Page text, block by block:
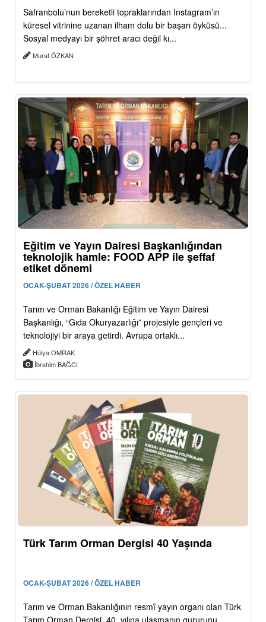
Safranbolu’nun bereketli topraklarından Instagram’ın
küresel vitrinine uzanan ilham dolu bir başarı öyküsü...
Sosyal medyayı bir şöhret aracı değil kı...
Murat ÖZKAN
Eğitim ve Yayın Dairesi Başkanlığından
teknolojik hamle: FOOD APP ile şeffaf
etiket dönemi
OCAK-ŞUBAT 2026 / ÖZEL HABER
Tarım ve Orman Bakanlığı Eğitim ve Yayın Dairesi
Başkanlığı, “Gıda Okuryazarlığı” projesiyle gençleri ve
teknolojiyi bir araya getirdi. Avrupa ortaklı...
Hülya OMRAK
İbrahim BAĞCI
Türk Tarım Orman Dergisi 40 Yaşında
OCAK-ŞUBAT 2026 / ÖZEL HABER
Tarım ve Orman Bakanlığının resmî yayın organı olan Türk
Tarım Orman Dergisi, 40. yılına ulaşmanın gururunu